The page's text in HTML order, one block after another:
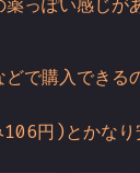
で購入できる
円)とかな